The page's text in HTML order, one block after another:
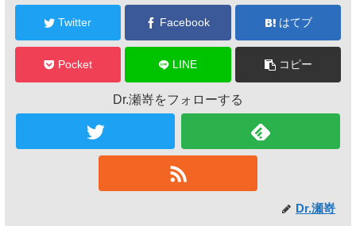
Twitter Facebook はてブ
Pocket LINE コピー
Dr.瀬嵜をフォローする
Dr.瀬嵜